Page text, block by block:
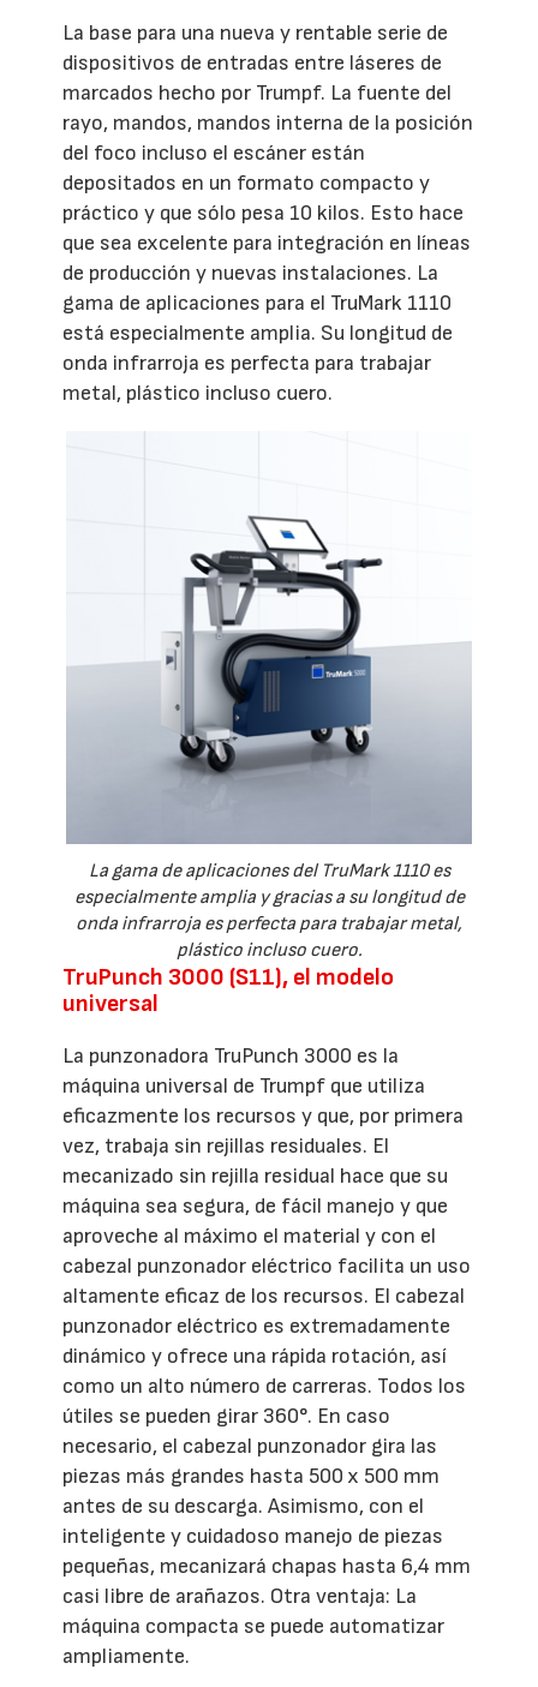
La base para una nueva y rentable serie de
dispositivos de entradas entre láseres de
marcados hecho por Trumpf. La fuente del
rayo, mandos, mandos interna de la posición
del foco incluso el escáner están
depositados en un formato compacto y
práctico y que sólo pesa 10 kilos. Esto hace
que sea excelente para integración en líneas
de producción y nuevas instalaciones. La
gama de aplicaciones para el TruMark 1110
está especialmente amplia. Su longitud de
onda infrarroja es perfecta para trabajar
metal, plástico incluso cuero.
La gama de aplicaciones del TruMark 1110 es
especialmente amplia y gracias a su longitud de
onda infrarroja es perfecta para trabajar metal,
plástico incluso cuero.
TruPunch 3000 (S11), el modelo
universal
La punzonadora TruPunch 3000 es la
máquina universal de Trumpf que utiliza
eficazmente los recursos y que, por primera
vez, trabaja sin rejillas residuales. El
mecanizado sin rejilla residual hace que su
máquina sea segura, de fácil manejo y que
aproveche al máximo el material y con el
cabezal punzonador eléctrico facilita un uso
altamente eficaz de los recursos. El cabezal
punzonador eléctrico es extremadamente
dinámico y ofrece una rápida rotación, así
como un alto número de carreras. Todos los
útiles se pueden girar 360°. En caso
necesario, el cabezal punzonador gira las
piezas más grandes hasta 500 x 500 mm
antes de su descarga. Asimismo, con el
inteligente y cuidadoso manejo de piezas
pequeñas, mecanizará chapas hasta 6,4 mm
casi libre de arañazos. Otra ventaja: La
máquina compacta se puede automatizar
ampliamente.